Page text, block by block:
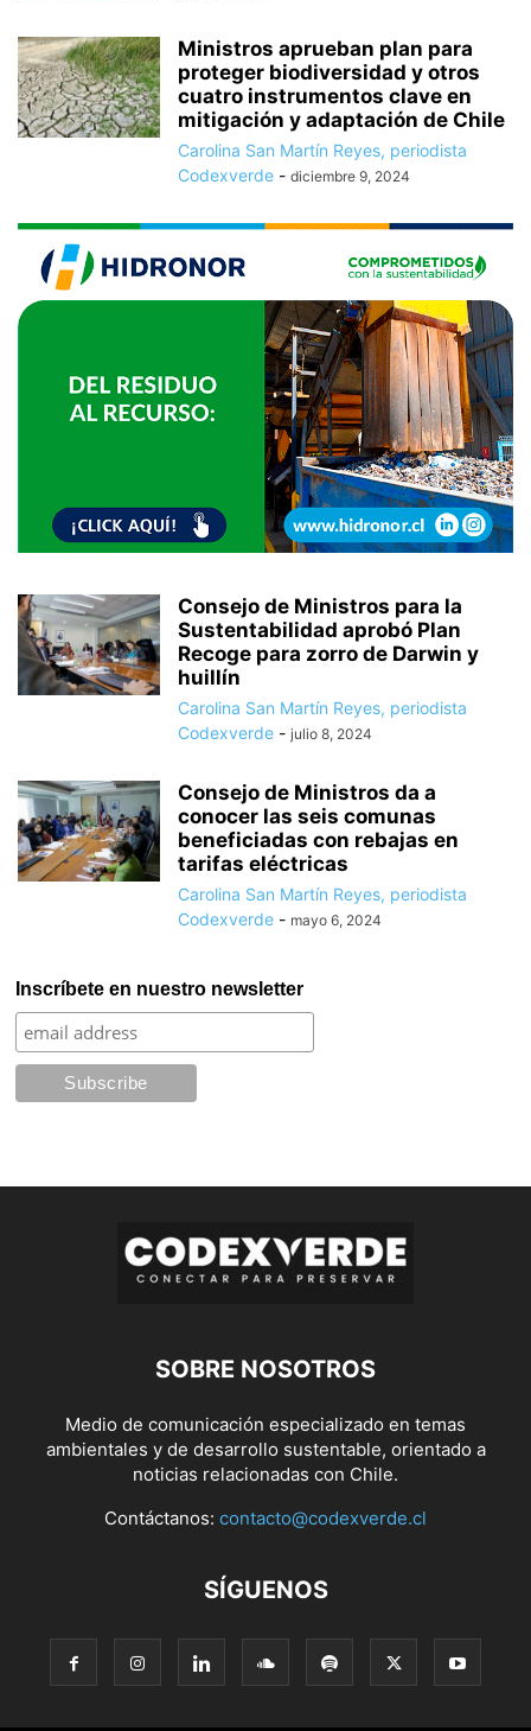
Ministros aprueban plan para
proteger biodiversidad y otros
cuatro instrumentos clave en
mitigación y adaptación de Chile
Carolina San Martín Reyes, periodista
Codexverde - diciembre 9, 2024
Consejo de Ministros para la
Sustentabilidad aprobó Plan
Recoge para zorro de Darwin y
huillín
Carolina San Martín Reyes, periodista
Codexverde - julio 8, 2024
Consejo de Ministros da a
conocer las seis comunas
beneficiadas con rebajas en
tarifas eléctricas
Carolina San Martín Reyes, periodista
Codexverde - mayo 6, 2024
Inscríbete en nuestro newsletter
SOBRE NOSOTROS
Medio de comunicación especializado en temas
ambientales y de desarrollo sustentable, orientado a
noticias relacionadas con Chile.
Contáctanos: contacto@codexverde.cl
SÍGUENOS